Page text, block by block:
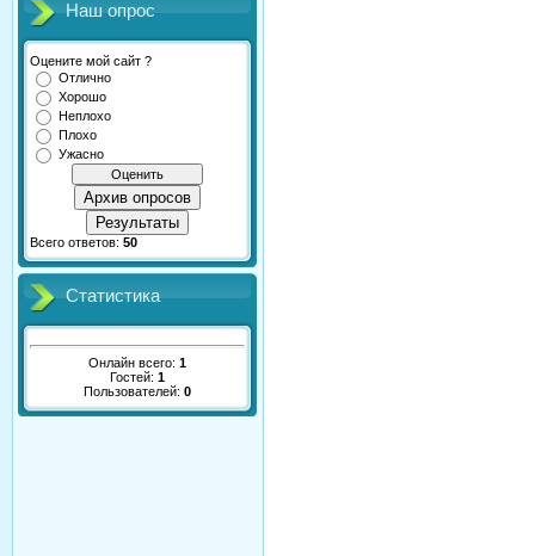
Наш опрос
Оцените мой сайт ?
Отлично
Хорошо
Неплохо
Плохо
Ужасно
Архив опросов
Результаты
Всего ответов: 50
Статистика
Онлайн всего: 1
Гостей: 1
Пользователей: 0